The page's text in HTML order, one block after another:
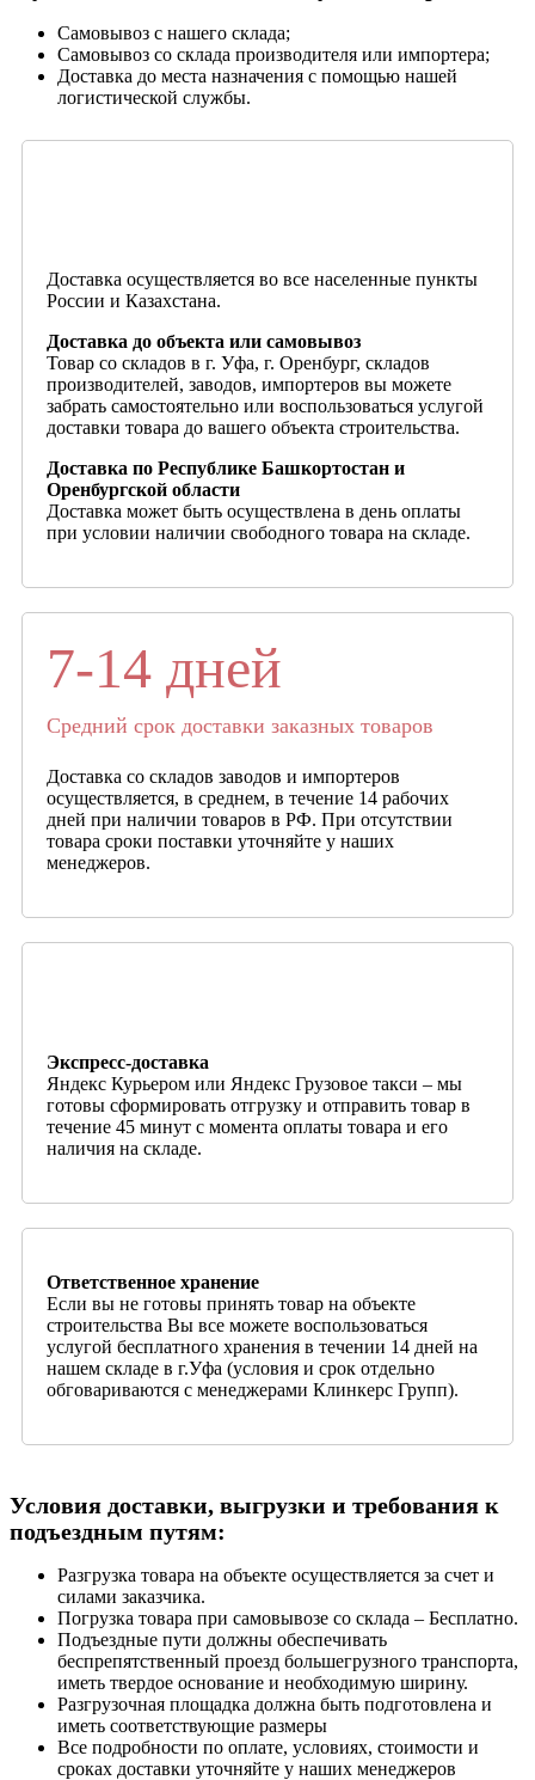
Самовывоз с нашего склада;
Самовывоз со склада производителя или импортера;
Доставка до места назначения с помощью нашей
логистической службы.
Доставка осуществляется во все населенные пункты
России и Казахстана.
Доставка до объекта или самовывоз
Товар со складов в г. Уфа, г. Оренбург, складов
производителей, заводов, импортеров вы можете
забрать самостоятельно или воспользоваться услугой
доставки товара до вашего объекта строительства.
Доставка по Республике Башкортостан и
Оренбургской области
Доставка может быть осуществлена в день оплаты
при условии наличии свободного товара на складе.
7-14 дней
Средний срок доставки заказных товаров
Доставка со складов заводов и импортеров
осуществляется, в среднем, в течение 14 рабочих
дней при наличии товаров в РФ. При отсутствии
товара сроки поставки уточняйте у наших
менеджеров.
Экспресс-доставка
Яндекс Курьером или Яндекс Грузовое такси – мы
готовы сформировать отгрузку и отправить товар в
течение 45 минут с момента оплаты товара и его
наличия на складе.
Ответственное хранение
Если вы не готовы принять товар на объекте
строительства Вы все можете воспользоваться
услугой бесплатного хранения в течении 14 дней на
нашем складе в г.Уфа (условия и срок отдельно
обговариваются с менеджерами Клинкерс Групп).
Условия доставки, выгрузки и требования к
подъездным путям:
Разгрузка товара на объекте осуществляется за счет и
силами заказчика.
Погрузка товара при самовывозе со склада – Бесплатно.
Подъездные пути должны обеспечивать
беспрепятственный проезд большегрузного транспорта,
иметь твердое основание и необходимую ширину.
Разгрузочная площадка должна быть подготовлена и
иметь соответствующие размеры
Все подробности по оплате, условиях, стоимости и
сроках доставки уточняйте у наших менеджеров